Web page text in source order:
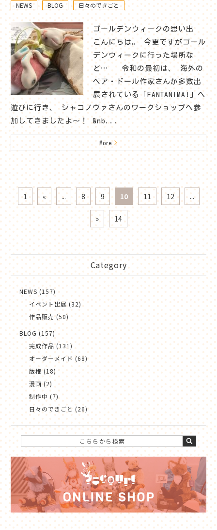
NEWS BLOG 日々のできごと
ゴールデンウィークの思い出
こんにちは。 今更ですがゴール
デンウィークに行った場所な
ど… 令和の最初は、 海外の
ベア・ドール作家さんが多数出
展されている「FANTANIMA!」へ
遊びに行き、 ジャコノヴァさんのワークショップへ参
加してきましたよ～！ &nb...
More>
1 « ... 8 9 10 11 12 ...
» 14
Category
NEWS (157)
イベント出展 (32)
作品販売 (50)
BLOG (157)
完成作品 (131)
オーダーメイド (68)
版権 (18)
漫画 (2)
制作中 (7)
日々のできごと (26)